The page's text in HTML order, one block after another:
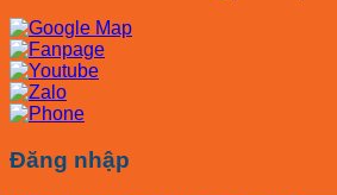
Đăng nhập